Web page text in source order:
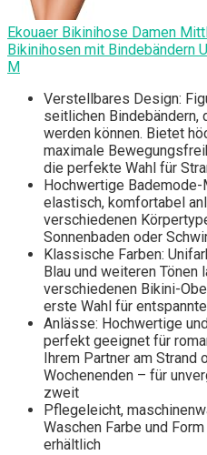
Ekouaer Bikinihose Damen
Bikinihosen mit Bindebändern
M
Verstellbares Design:
seitlichen
werden können. Bietet
maximale
die perfekte Wahl für
Hochwertige
elastisch, komfortabel
verschiedenen
Sonnenbaden oder
Klassische Farben:
Blau und weiteren
verschiedenen Bikini-
erste Wahl für
Anlässe: Hochwertige
perfekt geeignet für
Ihrem Partner am
Wochenenden – für
zweit
Pflegeleicht,
Waschen Farbe und
erhältlich